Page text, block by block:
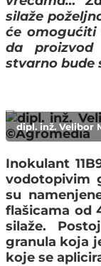
silaže
će omogućiti
da
stvarno bude
dipl. inž. Velibor
Inokulant
vodotopivim
su
flašicama od
silaže.
granula koja
koje se